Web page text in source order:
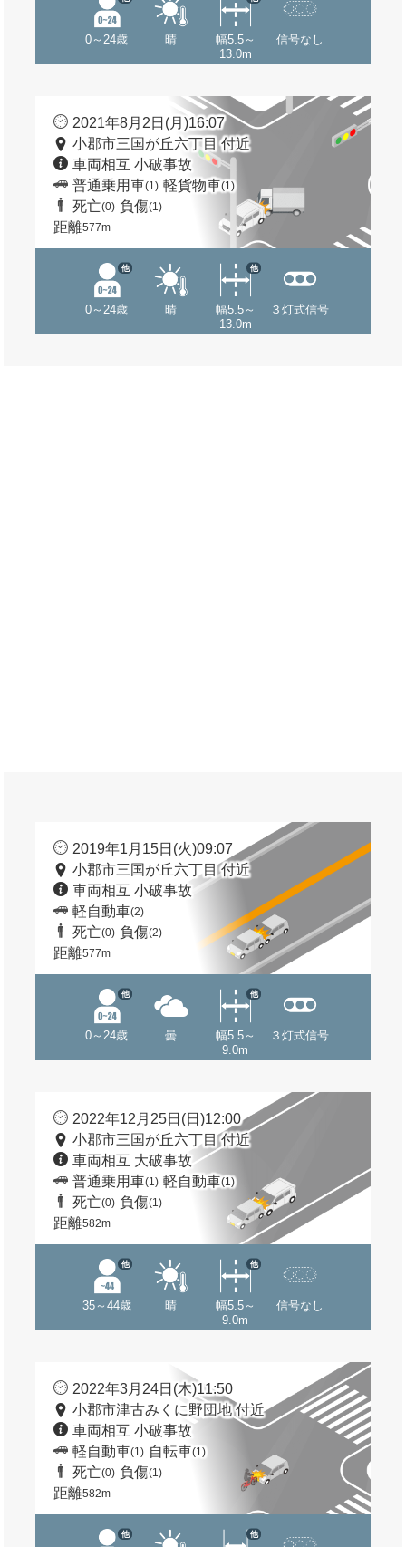
0～24歳 晴
幅5.5～
13.0m
信号なし
2021年8月2日(月)16:07
小郡市三国が丘六丁目 付近
車両相互 小破事故
普通乗用車(1) 軽貨物車(1)
死亡(0) 負傷(1)
距離577m
0～24歳
他
晴
幅5.5～
13.0m
他
３灯式信号
2019年1月15日(火)09:07
小郡市三国が丘六丁目 付近
車両相互 小破事故
軽自動車(2)
死亡(0) 負傷(2)
距離577m
0～24歳
他
曇
幅5.5～
9.0m
他
３灯式信号
2022年12月25日(日)12:00
小郡市三国が丘六丁目 付近
車両相互 大破事故
普通乗用車(1) 軽自動車(1)
死亡(0) 負傷(1)
距離582m
35～44歳
他
晴
幅5.5～
9.0m
他
信号なし
2022年3月24日(木)11:50
小郡市津古みくに野団地 付近
車両相互 小破事故
軽自動車(1) 自転車(1)
死亡(0) 負傷(1)
距離582m
他 他